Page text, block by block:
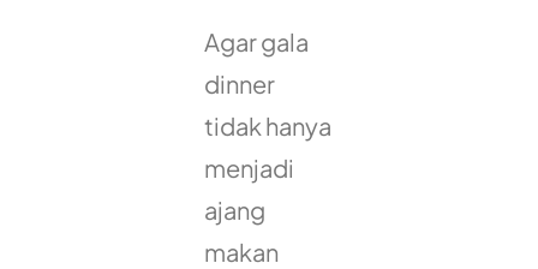
Agar gala
dinner
tidak hanya
menjadi
ajang
makan